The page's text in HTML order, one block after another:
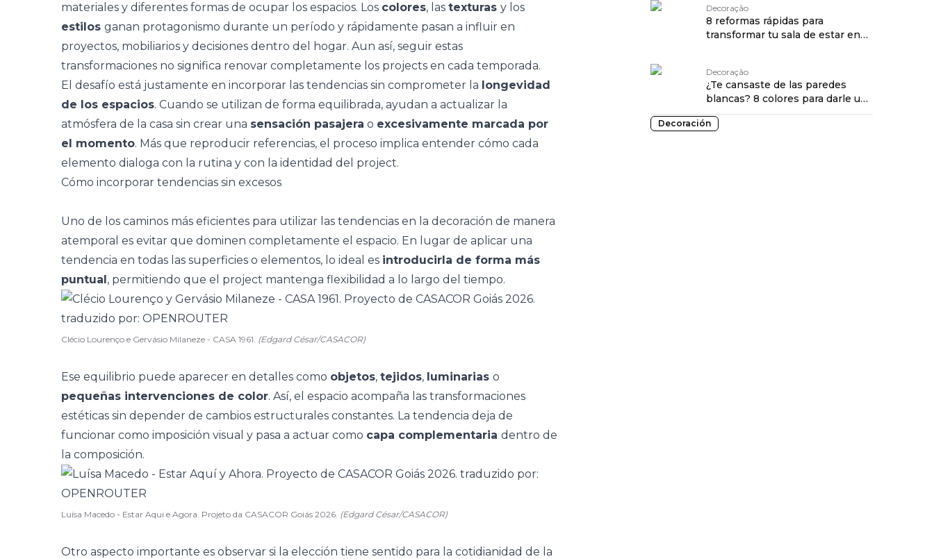
materiales y diferentes formas de ocupar los espacios. Los colores, las texturas y los
estilos ganan protagonismo durante un período y rápidamente pasan a influir en
proyectos, mobiliarios y decisiones dentro del hogar. Aun así, seguir estas
transformaciones no significa renovar completamente los projects en cada temporada.
El desafío está justamente en incorporar las tendencias sin comprometer la longevidad
de los espacios. Cuando se utilizan de forma equilibrada, ayudan a actualizar la
atmósfera de la casa sin crear una sensación pasajera o excesivamente marcada por
el momento. Más que reproducir referencias, el proceso implica entender cómo cada
elemento dialoga con la rutina y con la identidad del project.
Cómo incorporar tendencias sin excesos
Uno de los caminos más eficientes para utilizar las tendencias en la decoración de manera
atemporal es evitar que dominen completamente el espacio. En lugar de aplicar una
tendencia en todas las superficies o elementos, lo ideal es introducirla de forma más
puntual, permitiendo que el project mantenga flexibilidad a lo largo del tiempo.
Clécio Lourenço e Gervásio Milaneze - CASA 1961. (Edgard César/CASACOR)
Ese equilibrio puede aparecer en detalles como objetos, tejidos, luminarias o
pequeñas intervenciones de color. Así, el espacio acompaña las transformaciones
estéticas sin depender de cambios estructurales constantes. La tendencia deja de
funcionar como imposición visual y pasa a actuar como capa complementaria dentro de
la composición.
Luísa Macedo - Estar Aqui e Agora. Projeto da CASACOR Goiás 2026. (Edgard César/CASACOR)
Otro aspecto importante es observar si la elección tiene sentido para la cotidianidad de la
Decoração
8 reformas rápidas para
transformar tu sala de estar en
Decoração
¿Te cansaste de las paredes
blancas? 8 colores para darle un
“glow up” a la sala
Decoración